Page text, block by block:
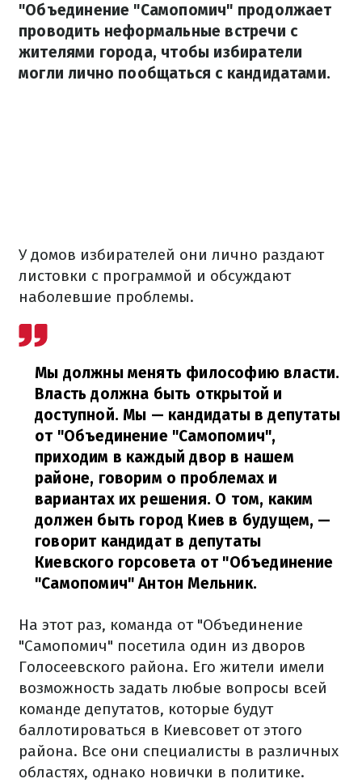
"Объединение "Самопомич" продолжает
проводить неформальные встречи с
жителями города, чтобы избиратели
могли лично пообщаться с кандидатами.
У домов избирателей они лично раздают
листовки с программой и обсуждают
наболевшие проблемы.
Мы должны менять философию власти.
Власть должна быть открытой и
доступной. Мы — кандидаты в депутаты
от "Объединение "Самопомич",
приходим в каждый двор в нашем
районе, говорим о проблемах и
вариантах их решения. О том, каким
должен быть город Киев в будущем, —
говорит кандидат в депутаты
Киевского горсовета от "Объединение
"Самопомич" Антон Мельник.
На этот раз, команда от "Объединение
"Самопомич" посетила один из дворов
Голосеевского района. Его жители имели
возможность задать любые вопросы всей
команде депутатов, которые будут
баллотироваться в Киевсовет от этого
района. Все они специалисты в различных
областях, однако новички в политике.